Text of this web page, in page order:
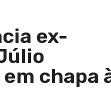
ex-
chapa